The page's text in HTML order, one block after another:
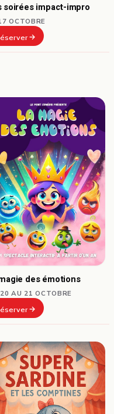
soirées impact-impro
OCTOBRE
des émotions
AU 21 OCTOBRE